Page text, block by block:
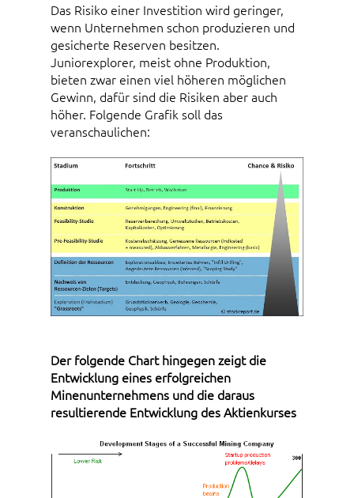
Das Risiko einer Investition wird geringer,
wenn Unternehmen schon produzieren und
gesicherte Reserven besitzen.
Juniorexplorer, meist ohne Produktion,
bieten zwar einen viel höheren möglichen
Gewinn, dafür sind die Risiken aber auch
höher. Folgende Grafik soll das
veranschaulichen:
Der folgende Chart hingegen zeigt die
Entwicklung eines erfolgreichen
Minenunternehmens und die daraus
resultierende Entwicklung des Aktienkurses